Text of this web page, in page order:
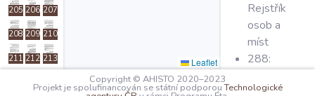
205 206 207
208 209 210
211 212 213
215 216
Leaflet
Rejstřík
osob a
míst
288:
věcný
Copyright © AHISTO 2020–2023
Projekt je spolufinancován se státní podporouTechnologické